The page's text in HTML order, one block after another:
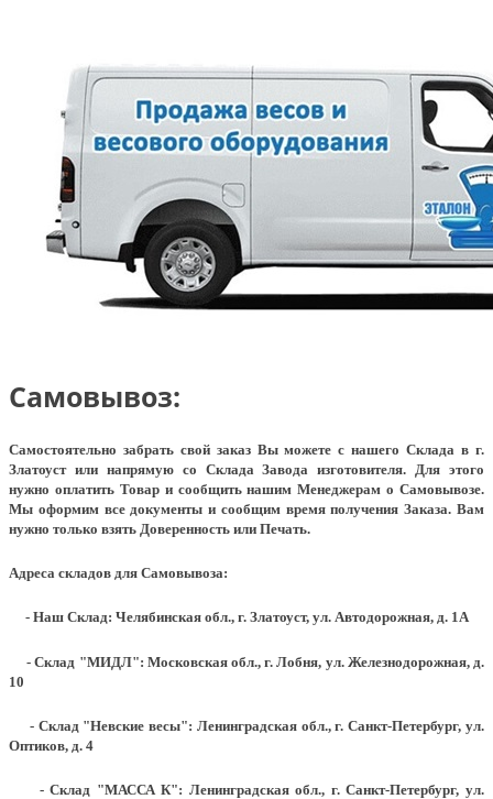
Самовывоз:
Самостоятельно забрать свой заказ Вы можете с нашего Склада в г.
Златоуст или напрямую со Склада Завода изготовителя. Для этого
нужно оплатить Товар и сообщить нашим Менеджерам о Самовывозе.
Мы оформим все документы и сообщим время получения Заказа. Вам
нужно только взять Доверенность или Печать.
Адреса складов для Самовывоза:
- Наш Склад: Челябинская обл., г. Златоуст, ул. Автодорожная, д. 1А
- Склад "МИДЛ": Московская обл., г. Лобня, ул. Железнодорожная, д.
10
- Склад "Невские весы": Ленинградская обл., г. Санкт-Петербург, ул.
Оптиков, д. 4
- Склад "МАССА К": Ленинградская обл., г. Санкт-Петербург, ул.